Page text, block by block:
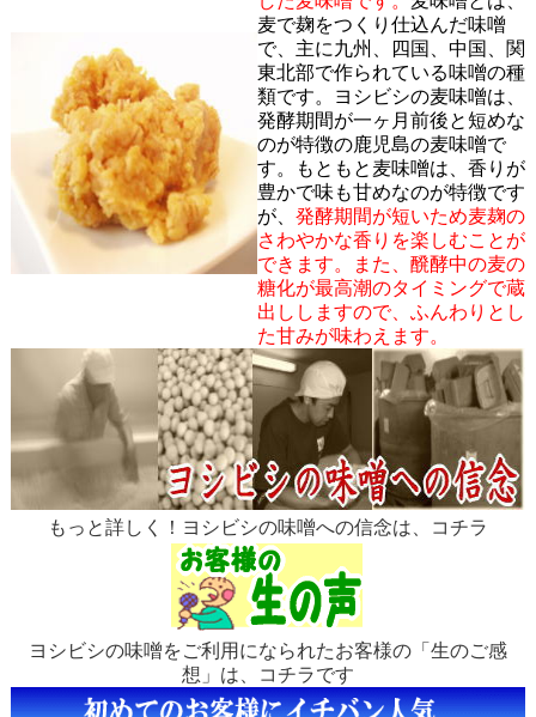
麦で麹をつくり仕込んだ味噌
で、主に九州、四国、中国、関
東北部で作られている味噌の種
類です。ヨシビシの麦味噌は、
発酵期間が一ヶ月前後と短めな
のが特徴の鹿児島の麦味噌で
す。もともと麦味噌は、香りが
豊かで味も甘めなのが特徴です
が、 発酵期間が短いため麦麹の
さわやかな香りを楽しむことが
できます。また、醗酵中の麦の
糖化が最高潮のタイミングで蔵
出ししますので、ふんわりとし
た甘みが味わえます。
もっと詳しく！ヨシビシの味噌への信念は、コチラ
ヨシビシの味噌をご利用になられたお客様の「生のご感
想」は、コチラです